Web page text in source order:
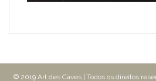
© 2019 Art des Caves | Todos os direitos